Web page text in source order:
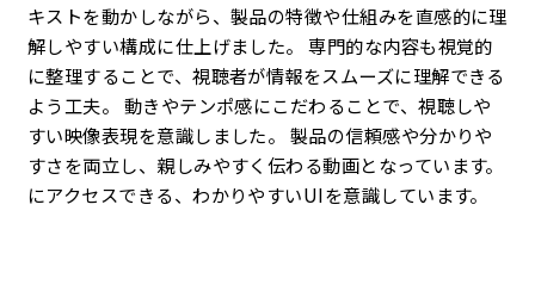
キストを動かしながら、製品の特徴や仕組みを直感的に理
解しやすい構成に仕上げました。 専門的な内容も視覚的
に整理することで、視聴者が情報をスムーズに理解できる
よう工夫。 動きやテンポ感にこだわることで、視聴しや
すい映像表現を意識しました。 製品の信頼感や分かりや
すさを両立し、親しみやすく伝わる動画となっています。
にアクセスできる、わかりやすいUIを意識しています。